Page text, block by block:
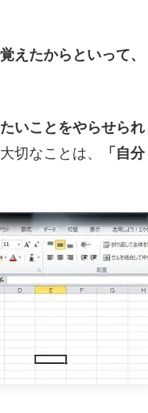
えたからといって、
いことをやらせられ
切なことは、
「自分